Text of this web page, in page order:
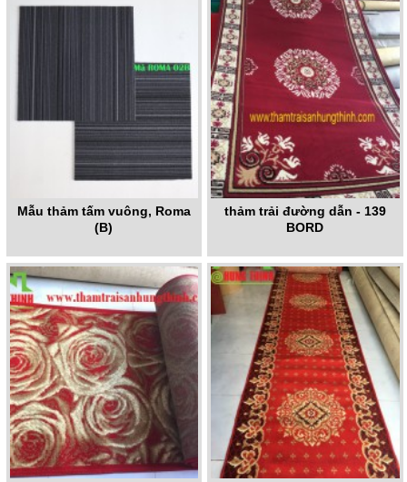
Mẫu thảm tấm vuông, Roma
(B)
thảm trải đường dẫn - 139
BORD